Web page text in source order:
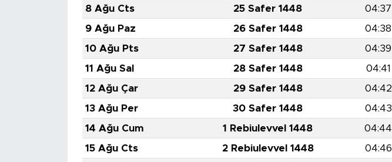
8 Ağu Cts
25 Safer 1448 04:37
9 Ağu Paz
26 Safer 1448 04:38
10 Ağu Pts
27 Safer 1448 04:39
11 Ağu Sal
28 Safer 1448 04:41
12 Ağu Çar
29 Safer 1448 04:42
13 Ağu Per
30 Safer 1448 04:43
14 Ağu Cum
1 Rebiulevvel 1448 04:44
15 Ağu Cts
2 Rebiulevvel 1448 04:46